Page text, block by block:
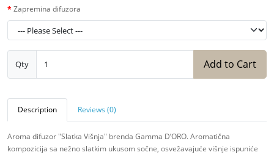
Zapremina difuzora
Qty Add to Cart
Description Reviews (0)
Aroma difuzor "Slatka Višnja" brenda Gamma D’ORO. Aromatična
kompozicija sa nežno slatkim ukusom sočne, osvežavajuće višnje ispuniće